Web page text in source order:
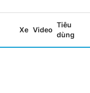
Xe Video
Tiêu
dùng